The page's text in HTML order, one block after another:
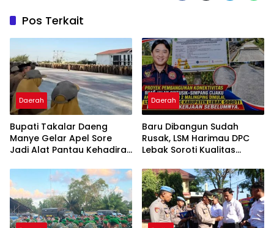
Pos Terkait
Daerah
Bupati Takalar Daeng
Manye Gelar Apel Sore
Jadi Alat Pantau Kehadiran
Kedisplinan
Daerah
Baru Dibangun Sudah
Rusak, LSM Harimau DPC
Lebak Soroti Kualitas
Cikeusik-Simpang Cijaku